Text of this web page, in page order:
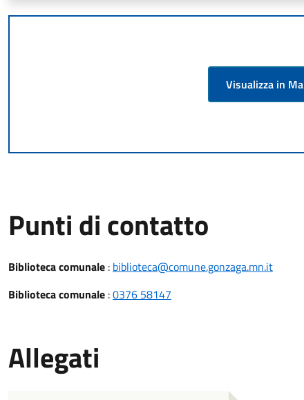
Visualizza in
Punti di contatto
Biblioteca comunale: biblioteca@comune.gonzaga.mn.it
Biblioteca comunale:0376 58147
Allegati